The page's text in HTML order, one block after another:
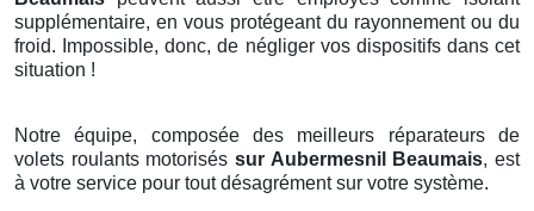
supplémentaire, en vous protégeant du rayonnement ou du
froid. Impossible, donc, de négliger vos dispositifs dans cet
situation !
Notre équipe, composée des meilleurs réparateurs de
volets roulants motorisés sur Aubermesnil Beaumais, est
à votre service pour tout désagrément sur votre système.